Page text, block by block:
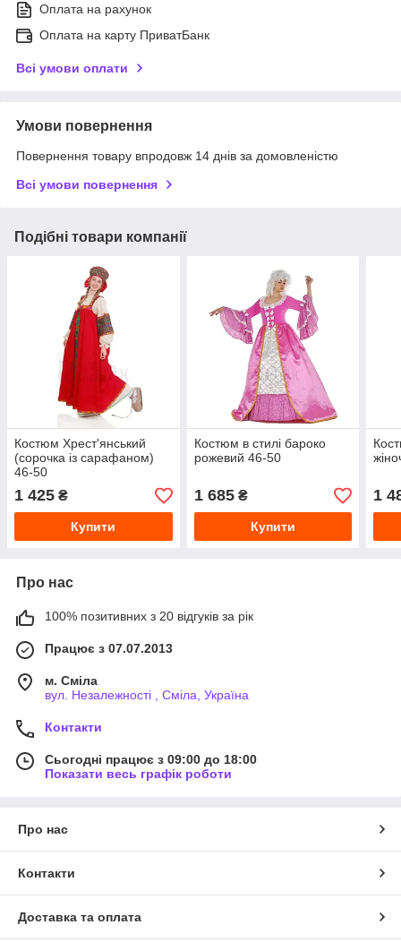
Оплата на рахунок
Оплата на карту ПриватБанк
Всі умови оплати
Умови повернення
Повернення товару впродовж 14 днів за домовленістю
Всі умови повернення
Подібні товари компанії
Костюм Хрест'янський
(сорочка із сарафаном)
46-50
1 425 ₴
Купити
Костюм в стилі бароко
рожевий 46-50
1 685₴
Купити
1
Про нас
100% позитивних з 20 відгуків за рік
Працює з 07.07.2013
м. Сміла
вул. Незалежності , Сміла, Україна
Контакти
Сьогодні працює з 09:00 до 18:00
Показати весь графік роботи
Про нас
Контакти
Доставка та оплата